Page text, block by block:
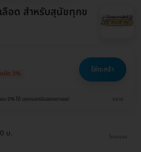
ลือด สำหรับสุนัขทุกข
ยัด 3% ใส่ตะกร้า
0% ได้ บอกแอดมินของเราเลย! ขยาย
บ. โหลดเลย